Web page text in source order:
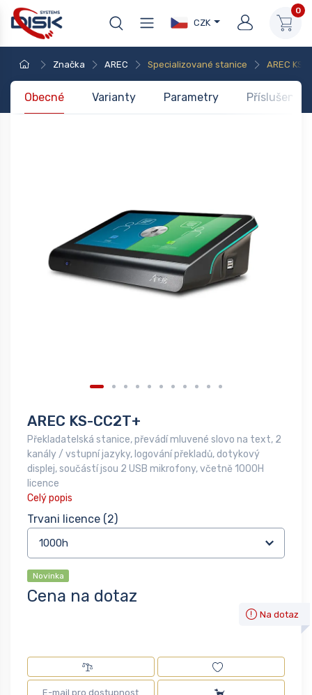
CZK
0
Značka AREC Specializované stanice AREC KS-
Obecné Varianty Parametry
AREC KS-CC2T+
Překladatelská stanice, převádí mluvené slovo na text, 2
kanály / vstupní jazyky, logování překladů, dotykový
displej, součástí jsou 2 USB mikrofony, včetně 1000H
licence
Celý popis
Trvani licence (2)
Novinka
Cena na dotaz
Na dotaz